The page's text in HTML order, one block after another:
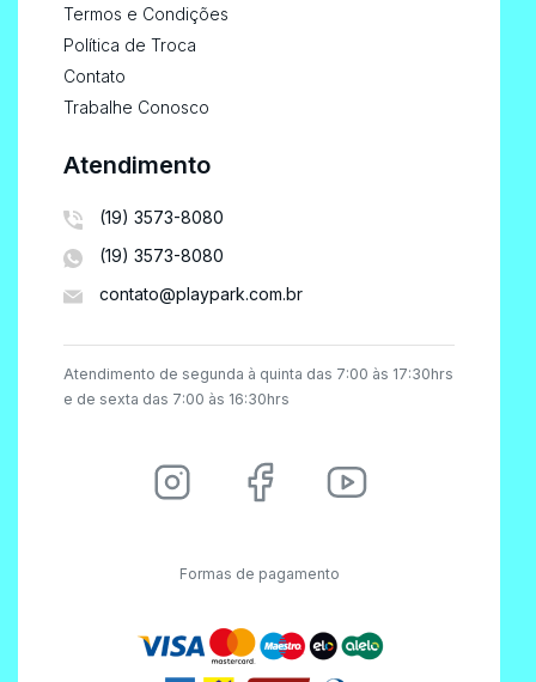
Termos e Condições
Política de Troca
Contato
Trabalhe Conosco
Atendimento
(19) 3573-8080
(19) 3573-8080
contato@playpark.com.br
Atendimento de segunda à quinta das 7:00 às 17:30hrs
e de sexta das 7:00 às 16:30hrs
Formas de pagamento